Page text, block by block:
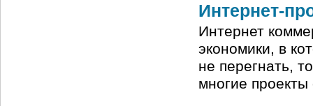
Интернет-
Интернет
экономики, в
не перегнать,
многие